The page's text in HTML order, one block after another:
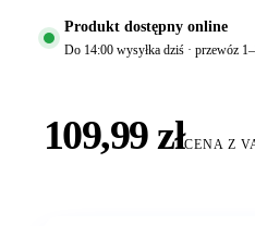
Produkt dostępny online
Do 14:00 wysyłka dziś · przewóz
109,99 złCENA Z